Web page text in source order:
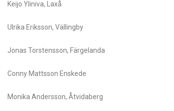
Keijo Yliniva, Laxå
Ulrika Eriksson, Vällingby
Jonas Torstensson, Färgelanda
Conny Mattsson Enskede
Monika Andersson, Åtvidaberg